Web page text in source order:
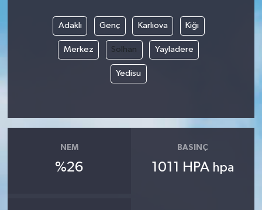
Adaklı Genç Karlıova Kiğı
Merkez Solhan Yayladere
Yedisu
NEM
%26
BASINÇ
1011 HPA hpa